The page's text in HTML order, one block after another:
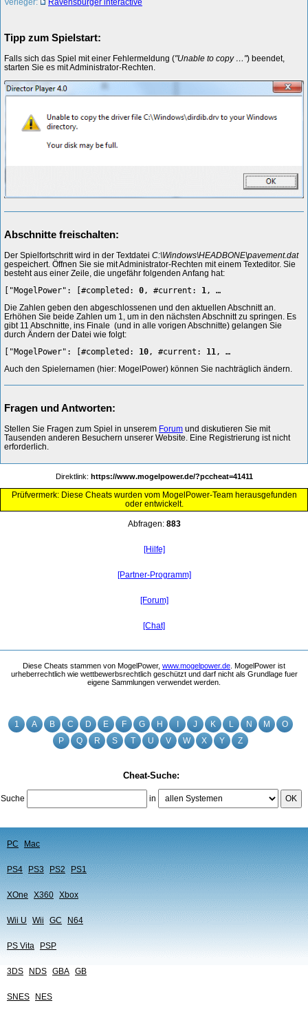
1 A B C D E F G H I J K L N M
O
P
Q R S T U V W X Y Z
Cheat-Suche:
Suche in OK
PC Mac
PS4 PS3 PS2 PS1
XOne X360 Xbox
Wii U Wii GC N64
PS Vita PSP
3DS NDS GBA GB
SNES NES
Tipp zum Spielstart:
Falls sich das Spiel mit einer Fehlermeldung ("Unable to copy …") beendet,
starten Sie es mit Administrator-Rechten.
Abschnitte freischalten:
Der Spielfortschritt wird in der Textdatei C:\Windows\HEADBONE\pavement.dat
gespeichert. Öffnen Sie sie mit Administrator-Rechten mit einem Texteditor. Sie
besteht aus einer Zeile, die ungefähr folgenden Anfang hat:
["MogelPower": [#completed: 0, #current: 1, …
Die Zahlen geben den abgeschlossenen und den aktuellen Abschnitt an.
Erhöhen Sie beide Zahlen um 1, um in den nächsten Abschnitt zu springen. Es
gibt 11 Abschnitte, ins Finale (und in alle vorigen Abschnitte) gelangen Sie
durch Ändern der Datei wie folgt:
["MogelPower": [#completed: 10, #current: 11, …
Auch den Spielernamen (hier: MogelPower) können Sie nachträglich ändern.
Fragen und Antworten:
Stellen Sie Fragen zum Spiel in unserem Forum und diskutieren Sie mit
Tausenden anderen Besuchern unserer Website. Eine Registrierung ist nicht
erforderlich.
Direktlink: https://www.mogelpower.de/?pccheat=41411
Prüfvermerk: Diese Cheats wurden vom MogelPower-Team herausgefunden
oder entwickelt.
Abfragen: 883
[Hilfe]
[Partner-Programm]
[Forum]
[Chat]
Diese Cheats stammen von MogelPower, www.mogelpower.de . MogelPower ist
urheberrechtlich wie wettbewerbsrechtlich geschützt und darf nicht als Grundlage fuer
eigene Sammlungen verwendet werden.